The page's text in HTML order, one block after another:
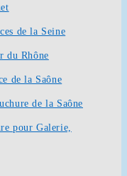
de la Seine
du Rhône
de la Saône
de la Saône
pour Galerie,